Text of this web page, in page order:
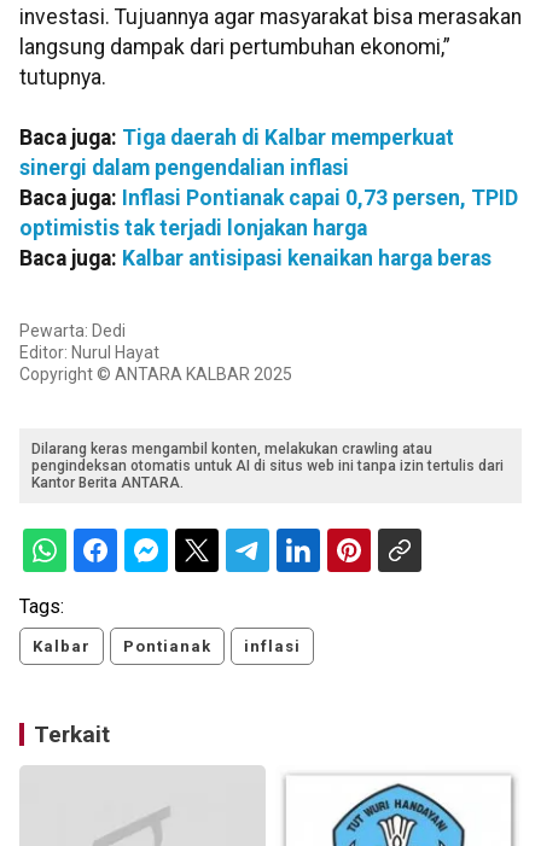
investasi. Tujuannya agar masyarakat bisa merasakan
langsung dampak dari pertumbuhan ekonomi,”
tutupnya.
Baca juga: Tiga daerah di Kalbar memperkuat
sinergi dalam pengendalian inflasi
Baca juga: Inflasi Pontianak capai 0,73 persen, TPID
optimistis tak terjadi lonjakan harga
Baca juga: Kalbar antisipasi kenaikan harga beras
Pewarta: Dedi
Editor: Nurul Hayat
Copyright © ANTARA KALBAR 2025
Dilarang keras mengambil konten, melakukan crawling atau
pengindeksan otomatis untuk AI di situs web ini tanpa izin tertulis dari
Kantor Berita ANTARA.
Tags:
Kalbar Pontianak inflasi
Terkait